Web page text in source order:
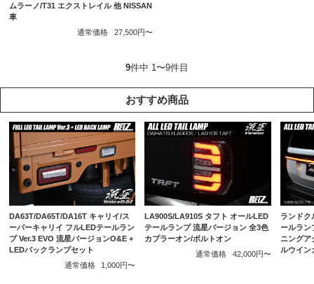
ムラーノ/T31 エクストレイル 他 NISSAN
車
通常価格
27,500円〜
9件中 1〜9件目
おすすめ商品
DA63T/DA65T/DA16T キャリイ/ス
ーパーキャリイ フルLEDテールラン
プ Ver.3 EVO 流星バージョンO&E +
LEDバックランプセット
通常価格
1,000円〜
LA900S/LA910S タフト オールLED
テールランプ 流星バージョン 全3色
カプラーオン/ボルトオン
通常価格
42,000円〜
ランドク
ールラン
ニングア
ルウイン